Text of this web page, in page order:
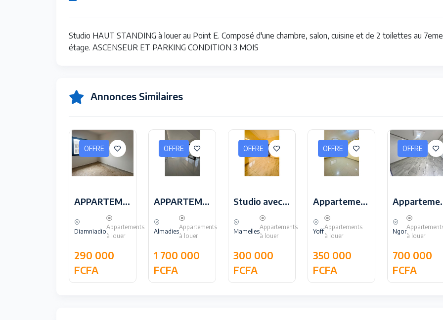
Studio HAUT STANDING à louer au Point E. Composé d'une chambre, salon, cuisine et de 2 toilettes au 7eme
étage. ASCENSEUR ET PARKING CONDITION 3 MOIS
Annonces Similaires
OFFRE
APPARTEMENT F3 A LOUER DIAMNIADIO
Diamniadio
Appartements
à louer
290 000
FCFA
OFFRE
APPARTEMENT À LOUER AUX ALMADIES
Almadies
Appartements
à louer
1 700 000
FCFA
OFFRE
Studio avec terrasse privée a louer aux Mamelles
Mamelles
Appartements
à louer
300 000
FCFA
OFFRE
Appartement F4 a louer a keur yoff
Yoff
Appartements
à louer
350 000
FCFA
OFFRE
Ngor
à louer
700 000
FCFA